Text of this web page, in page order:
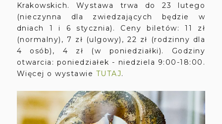
Krakowskich. Wystawa trwa do 23 lutego
(nieczynna dla zwiedzających będzie w
dniach 1 i 6 stycznia). Ceny biletów: 11 zł
(normalny), 7 zł (ulgowy), 22 zł (rodzinny dla
4 osób), 4 zł (w poniedziałki). Godziny
otwarcia: poniedziałek - niedziela 9:00-18:00.
Więcej o wystawie TUTAJ.